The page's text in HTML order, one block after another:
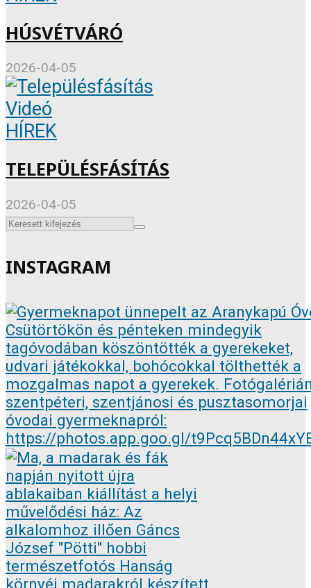
HÚSVÉTVÁRÓ
2026-04-05
Videó
HÍREK
TELEPÜLÉSFÁSÍTÁS
2026-04-05
INSTAGRAM